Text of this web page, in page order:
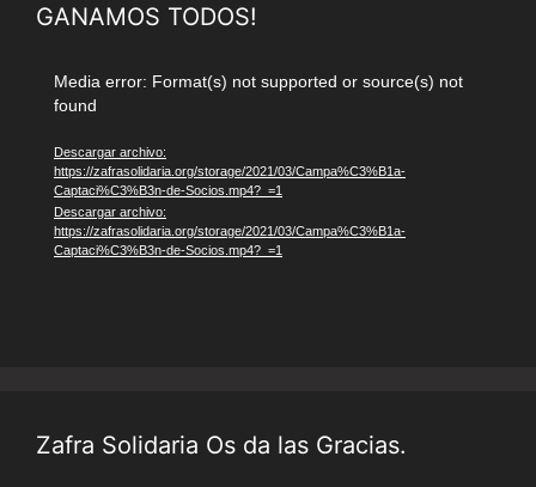
GANAMOS TODOS!
Reproductor
de
vídeo
Media error: Format(s) not supported or source(s) not
found
Descargar archivo:
https://zafrasolidaria.org/storage/2021/03/Campa%C3%B1a-
Captaci%C3%B3n-de-Socios.mp4?_=1
Descargar archivo:
https://zafrasolidaria.org/storage/2021/03/Campa%C3%B1a-
Captaci%C3%B3n-de-Socios.mp4?_=1
Zafra Solidaria Os da las Gracias.